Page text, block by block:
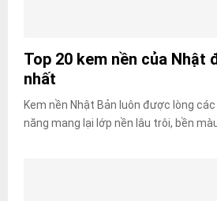
Top 20 kem nền của Nhật
nhất
Kem nền Nhật Bản luôn được lòng
năng mang lại lớp nền lâu trôi, bền màu